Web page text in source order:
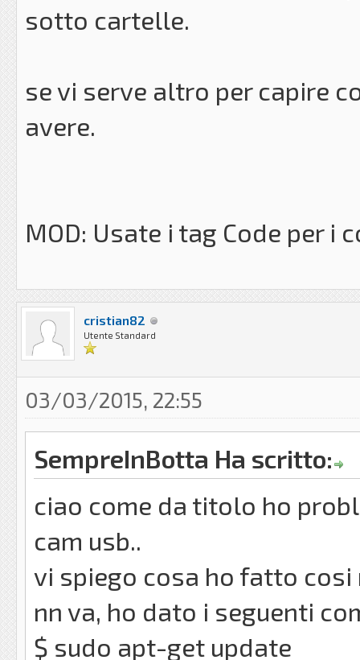
sotto cartelle.
se vi serve altro per capire
avere.
MOD: Usate i tag Code per i
cristian82
Utente Standard
03/03/2015, 22:55
SempreInBotta Ha scritto:
ciao come da titolo ho
cam usb..
vi spiego cosa ho fatto
nn va, ho dato i seguenti
$ sudo apt-get update